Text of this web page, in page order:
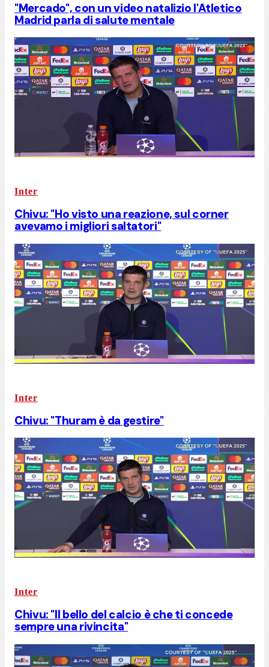
"Mercado", con un video natalizio l'Atletico
Madrid parla di salute mentale
Inter
Chivu: "Ho visto una reazione, sul corner
avevamo i migliori saltatori"
Inter
Chivu: "Thuram è da gestire"
Inter
Chivu: "Il bello del calcio è che ti concede
sempre una rivincita"